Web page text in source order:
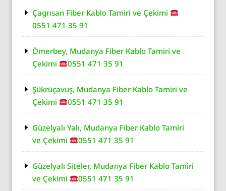
Çagrısan Fiber Kablo Tamiri ve Çekimi
0551 471 35 91
Ömerbey, Mudanya Fiber Kablo Tamiri ve
Çekimi
0551 471 35 91
Şükrüçavuş, Mudanya Fiber Kablo Tamiri ve
Çekimi
0551 471 35 91
Güzelyalı Yalı, Mudanya Fiber Kablo Tamiri
ve Çekimi
0551 471 35 91
Güzelyalı Siteler, Mudanya Fiber Kablo Tamiri
ve Çekimi
0551 471 35 91